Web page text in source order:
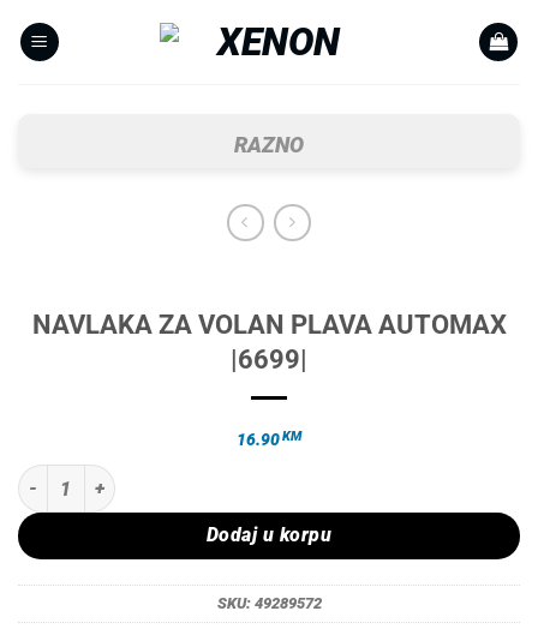
RAZNO
NAVLAKA ZA VOLAN PLAVA AUTOMAX
|6699|
16.90KM
NAVLAKA ZA VOLAN PLAVA AUTOMAX |6699| količina
Dodaj u korpu
SKU: 49289572